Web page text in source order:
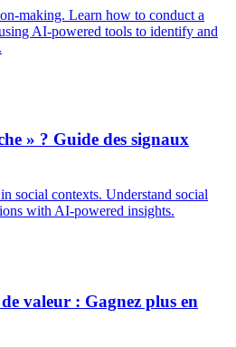
making. Learn how to conduct a
AI-powered tools to identify and
» ? Guide des signaux
social contexts. Understand social
with AI-powered insights.
valeur : Gagnez plus en